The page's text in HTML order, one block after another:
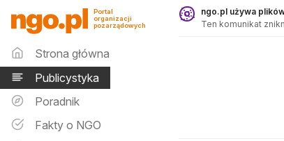
Publicystyka - ngo.pl
Portal
organizacji
pozarządowych
Menu główne
Strona główna
Publicystyka
Poradnik
Fakty o NGO
ngo.pl używa
Ten komunikat